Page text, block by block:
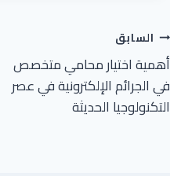
السابق
أهمية اختيار محامي متخصص
في الجرائم الإلكترونية في عصر
التكنولوجيا الحديثة